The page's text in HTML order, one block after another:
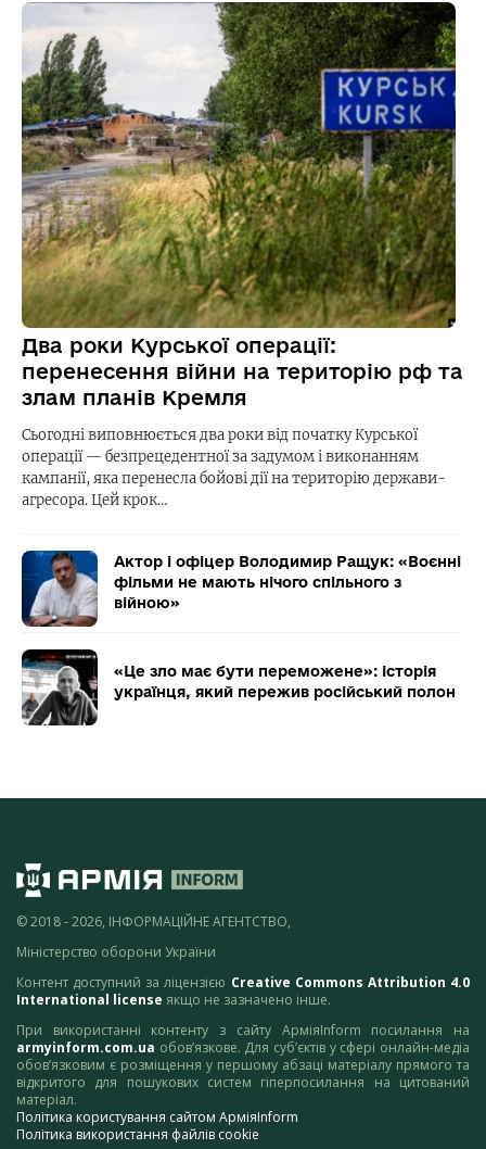
Два роки Курської операції:
перенесення війни на територію рф та
злам планів Кремля
Сьогодні виповнюється два роки від початку Курської
операції — безпрецедентної за задумом і виконанням
кампанії, яка перенесла бойові дії на територію держави-
агресора. Цей крок…
Актор і офіцер Володимир Ращук: «Воєнні
фільми не мають нічого спільного з
війною»
«Це зло має бути переможене»: історія
українця, який пережив російський полон
© 2018 - 2026, ІНФОРМАЦІЙНЕ АГЕНТСТВО,
Міністерство оборони України
Контент доступний за ліцензією Creative Commons Attribution 4.0
International license якщо не зазначено інше.
При використанні контенту з сайту АрміяInform посилання на
armyinform.com.ua обов’язкове. Для суб’єктів у сфері онлайн-медіа
обов’язковим є розміщення у першому абзаці матеріалу прямого та
відкритого для пошукових систем гіперпосилання на цитований
матеріал.
Політика користування сайтом АрміяInform
Політика використання файлів cookie